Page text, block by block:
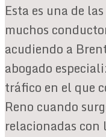
Esta es una de
muchos
acudiendo a
abogado
tráfico en el que
Reno cuando
relacionadas